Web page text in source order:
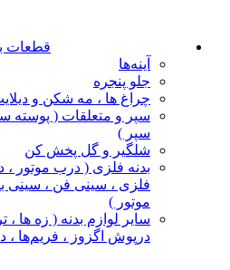
قطعات
آینه‌ها
جلو پنجره
چراغ‌ ها ، مه‌ شکن و
سپر و متعلقات ( پوسته
سپر )
شلگیر و گل‌ پخش‌ کن
بدنه فلزی ( درب موتور ،
فلزی ، سینی فن ، سینی
موتور )
سایر لوازم بدنه ( زه ها ،
درپوش اگزوز ، فریم‌ها